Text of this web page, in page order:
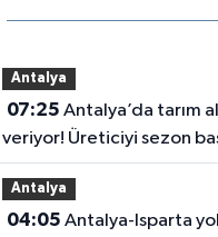
Antalya
07:25
veriyor! Üreticiyi sezon
bekleyen büyük tehlike
Antalya
04:05